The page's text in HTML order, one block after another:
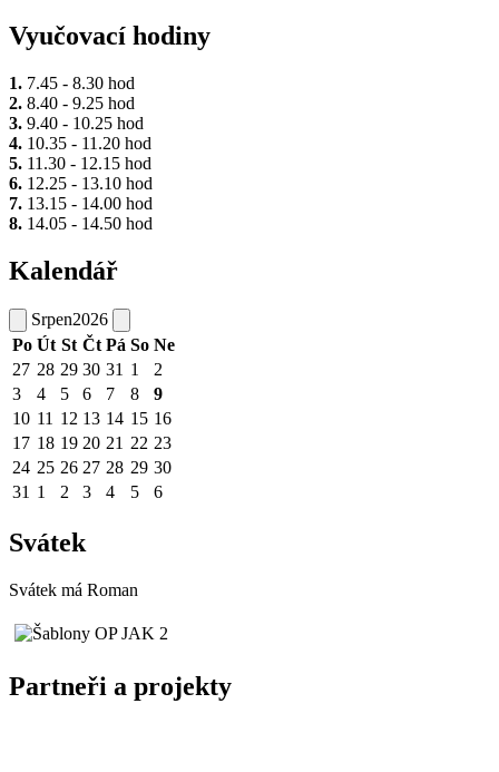
Vyučovací hodiny
1. 7.45 - 8.30 hod
2. 8.40 - 9.25 hod
3. 9.40 - 10.25 hod
4. 10.35 - 11.20 hod
5. 11.30 - 12.15 hod
6. 12.25 - 13.10 hod
7. 13.15 - 14.00 hod
8. 14.05 - 14.50 hod
Kalendář
Srpen2026
Po Út St Čt Pá So Ne
27 28 29 30 31 1
2
3
4 5 6 7 8
9
10 11 12 13 14 15 16
17 18 19 20 21 22 23
24 25 26 27 28 29 30
31 1 2 3 4 5 6
Svátek
Svátek má Roman
Partneři a projekty